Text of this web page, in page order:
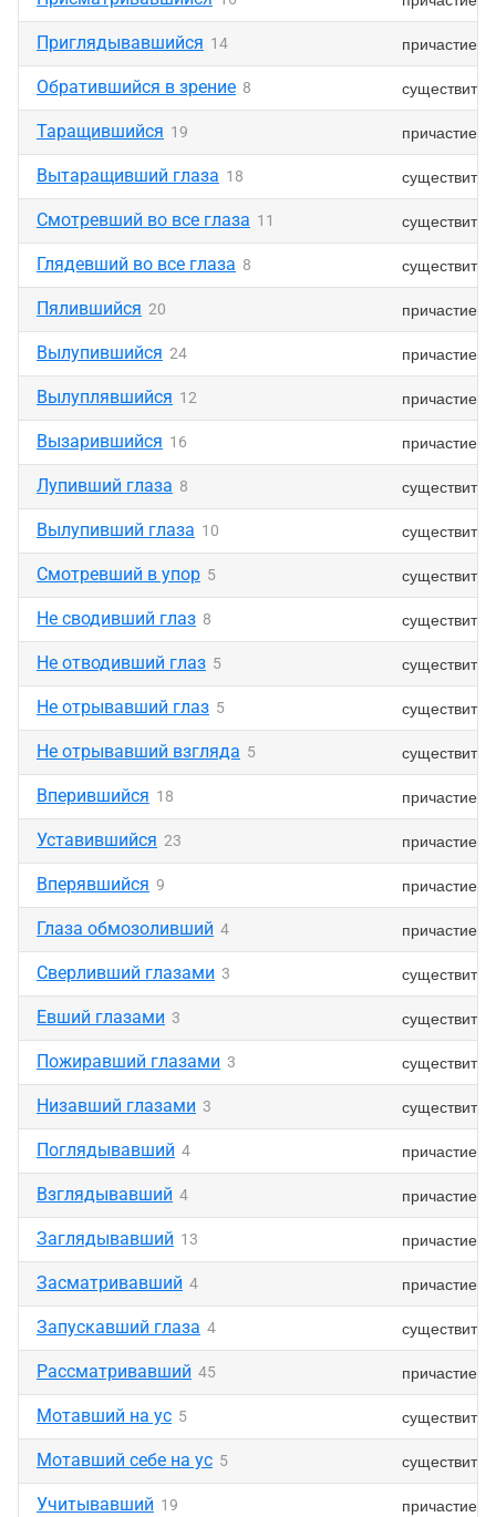
Приглядывавшийся 14 причастие
Обратившийся в зрение 8
Таращившийся 19 причастие
Вытаращивший глаза 18
Смотревший во все глаза 11
Глядевший во все глаза 8
Пялившийся 20 причастие
Вылупившийся 24 причастие
Вылуплявшийся 12 причастие
Вызарившийся 16 причастие
Лупивший глаза 8
Вылупивший глаза 10
Смотревший в упор 5
Не сводивший глаз 8
Не отводивший глаз 5
Не отрывавший глаз 5
Не отрывавший взгляда 5
Вперившийся 18 причастие
Уставившийся 23 причастие
Вперявшийся 9 причастие
Глаза обмозоливший 4 причастие
Сверливший глазами 3
Евший глазами 3
Пожиравший глазами 3
Низавший глазами 3
Поглядывавший 4 причастие
Взглядывавший 4 причастие
Заглядывавший 13 причастие
Засматривавший 4 причастие
Запускавший глаза 4
Рассматривавший 45 причастие
Мотавший на ус 5
Мотавший себе на ус 5
Учитывавший 19 причастие